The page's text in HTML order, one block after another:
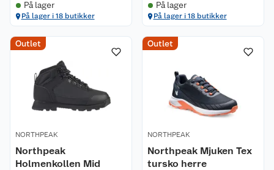
På lager
På lager i 18 butikker
På lager
På lager i 18 butikker
Outlet
NORTHPEAK
Northpeak
Holmenkollen Mid
Outlet
NORTHPEAK
Northpeak Mjuken Tex
tursko herre